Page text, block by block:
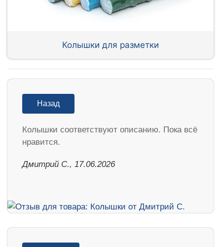
Колышки для разметки
Назад
Колышки соответствуют описанию. Пока всё
нравится.
Дмитрий С., 17.06.2026